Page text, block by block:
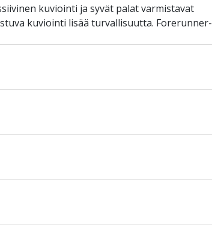
kuviointi ja syvät palat varmistavat
kuviointi lisää turvallisuutta. Forerunner-